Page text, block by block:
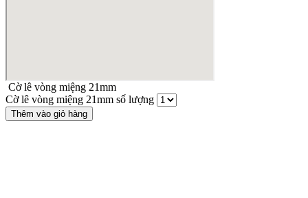
Cờ lê vòng miệng 21mm
Cờ lê vòng miệng 21mm số lượng
Thêm vào giỏ hàng